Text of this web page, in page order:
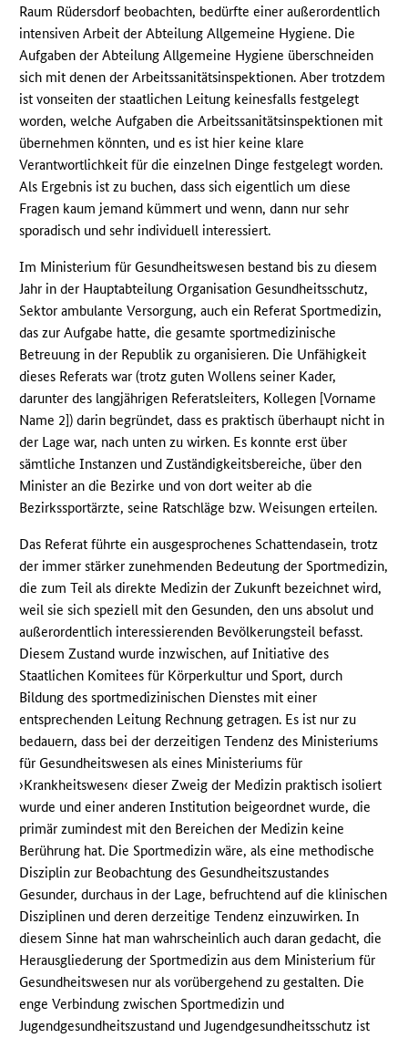
Raum Rüdersdorf beobachten, bedürfte einer außerordentlich
intensiven Arbeit der Abteilung Allgemeine Hygiene. Die
Aufgaben der Abteilung Allgemeine Hygiene überschneiden
sich mit denen der Arbeitssanitätsinspektionen. Aber trotzdem
ist vonseiten der staatlichen Leitung keinesfalls festgelegt
worden, welche Aufgaben die Arbeitssanitätsinspektionen mit
übernehmen könnten, und es ist hier keine klare
Verantwortlichkeit für die einzelnen Dinge festgelegt worden.
Als Ergebnis ist zu buchen, dass sich eigentlich um diese
Fragen kaum jemand kümmert und wenn, dann nur sehr
sporadisch und sehr individuell interessiert.
Im Ministerium für Gesundheitswesen bestand bis zu diesem
Jahr in der Hauptabteilung Organisation Gesundheitsschutz,
Sektor ambulante Versorgung, auch ein Referat Sportmedizin,
das zur Aufgabe hatte, die gesamte sportmedizinische
Betreuung in der Republik zu organisieren. Die Unfähigkeit
dieses Referats war (trotz guten Wollens seiner Kader,
darunter des langjährigen Referatsleiters, Kollegen [Vorname
Name 2]) darin begründet, dass es praktisch überhaupt nicht in
der Lage war, nach unten zu wirken. Es konnte erst über
sämtliche Instanzen und Zuständigkeitsbereiche, über den
Minister an die Bezirke und von dort weiter ab die
Bezirkssportärzte, seine Ratschläge bzw. Weisungen erteilen.
Das Referat führte ein ausgesprochenes Schattendasein, trotz
der immer stärker zunehmenden Bedeutung der Sportmedizin,
die zum Teil als direkte Medizin der Zukunft bezeichnet wird,
weil sie sich speziell mit den Gesunden, den uns absolut und
außerordentlich interessierenden Bevölkerungsteil befasst.
Diesem Zustand wurde inzwischen, auf Initiative des
Staatlichen Komitees für Körperkultur und Sport, durch
Bildung des sportmedizinischen Dienstes mit einer
entsprechenden Leitung Rechnung getragen. Es ist nur zu
bedauern, dass bei der derzeitigen Tendenz des Ministeriums
für Gesundheitswesen als eines Ministeriums für
›Krankheitswesen‹ dieser Zweig der Medizin praktisch isoliert
wurde und einer anderen Institution beigeordnet wurde, die
primär zumindest mit den Bereichen der Medizin keine
Berührung hat. Die Sportmedizin wäre, als eine methodische
Disziplin zur Beobachtung des Gesundheitszustandes
Gesunder, durchaus in der Lage, befruchtend auf die klinischen
Disziplinen und deren derzeitige Tendenz einzuwirken. In
diesem Sinne hat man wahrscheinlich auch daran gedacht, die
Herausgliederung der Sportmedizin aus dem Ministerium für
Gesundheitswesen nur als vorübergehend zu gestalten. Die
enge Verbindung zwischen Sportmedizin und
Jugendgesundheitszustand und Jugendgesundheitsschutz ist